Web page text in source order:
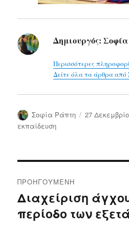
Δημιουργός:
Περισσότερες
Δείτε όλα τα άρθρα από
Συντάκτης
Σοφία Ράπτη 27
εκπαίδευση
άρθρων
ΠΡΟΗΓΟΎΜΕΝΗ
Προηγούμενο
άρθρο:
Διαχείριση
περίοδο των